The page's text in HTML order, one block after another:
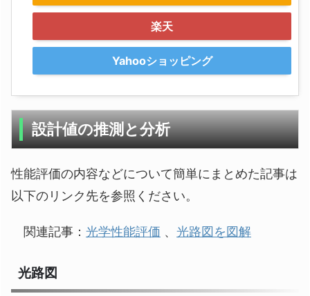
楽天
Yahooショッピング
設計値の推測と分析
性能評価の内容などについて簡単にまとめた記事は
以下のリンク先を参照ください。
関連記事： 光学性能評価 、 光路図を図解
光路図